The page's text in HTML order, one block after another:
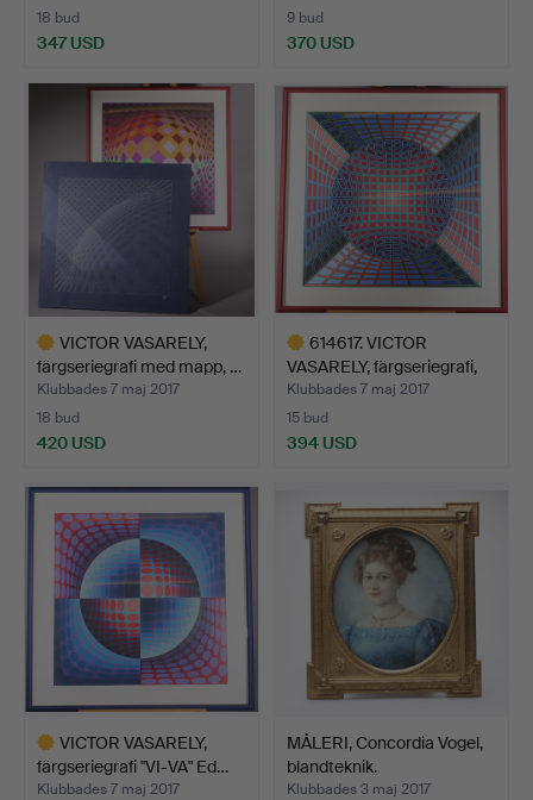
18 bud
347 USD
9 bud
370 USD
VICTOR VASARELY,
färgseriegrafi med mapp, …
Klubbades 7 maj 2017
18 bud
420 USD
614617. VICTOR
VASARELY, färgseriegrafi,
"…
Klubbades 7 maj 2017
15 bud
394 USD
föremål
VICTOR VASARELY,
färgseriegrafi "VI-VA" Ed…
Klubbades 7 maj 2017
MÅLERI, Concordia Vogel,
blandteknik.
Klubbades 3 maj 2017